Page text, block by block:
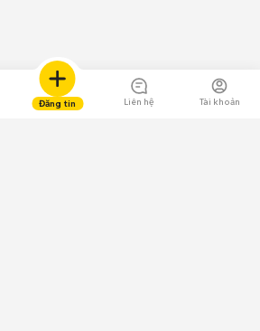
Đăng tin Liên hệ Tài khoản